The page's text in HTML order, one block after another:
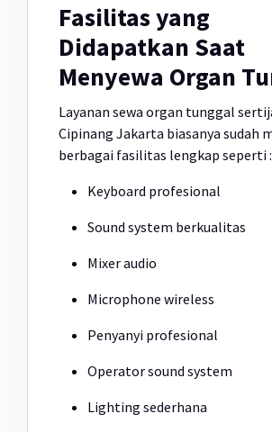
Fasilitas yang
Didapatkan Saat
Menyewa Organ
Layanan sewa organ tunggal
Cipinang Jakarta biasanya sudah
berbagai fasilitas lengkap seperti :
Keyboard profesional
Sound system berkualitas
Mixer audio
Microphone wireless
Penyanyi profesional
Operator sound system
Lighting sederhana